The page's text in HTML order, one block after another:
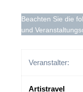
Beachten Sie die
und
Veranstalter:
Artistravel